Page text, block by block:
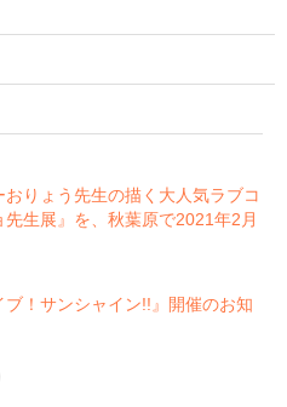
りょう先生の描く大人気ラブコ
生展』を、秋葉原で2021年2月
！サンシャイン!!』開催のお知